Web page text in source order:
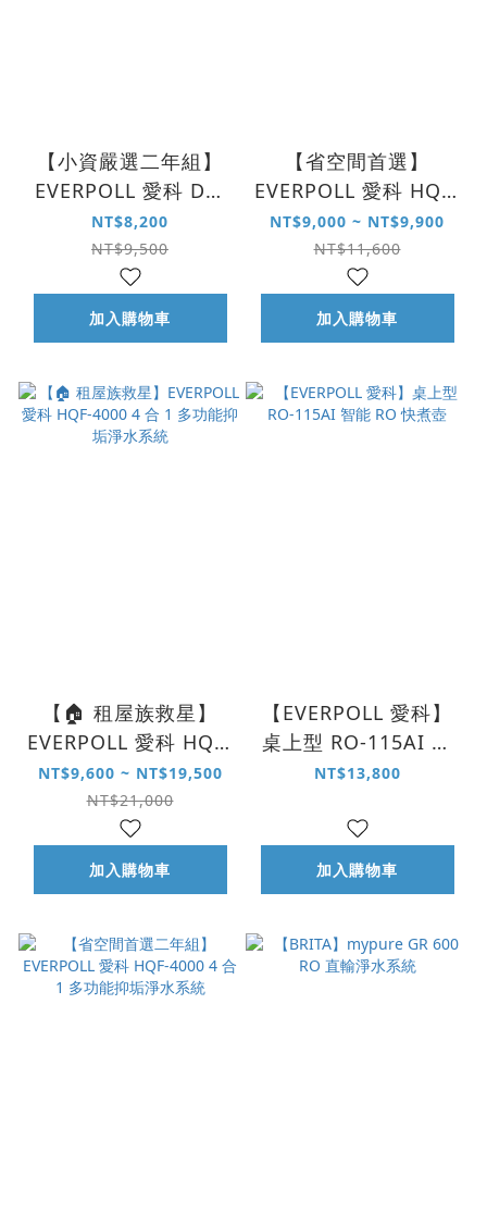
【小資嚴選二年組】
EVERPOLL 愛科 DC-
1000 雙效複合式淨水
系統
NT$8,200
NT$9,500
加入購物車
【省空間首選】
EVERPOLL 愛科 HQF-
4000 4 合 1 多功能抑
垢淨水系統
NT$9,000 ~ NT$9,900
NT$11,600
加入購物車
【🏠 租屋族救星】
EVERPOLL 愛科 HQF-
4000 4 合 1 多功能抑
垢淨水系統
NT$9,600 ~ NT$19,500
NT$21,000
加入購物車
【EVERPOLL 愛科】
桌上型 RO-115AI 智
能 RO 快煮壺
NT$13,800
加入購物車